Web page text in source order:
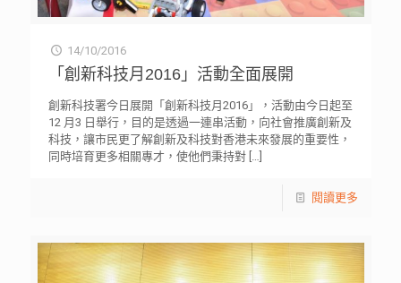
14/10/2016
「創新科技月2016」活動全面展開
創新科技署今日展開「創新科技月2016」，活動由今日起至
12 月3 日舉行，目的是透過一連串活動，向社會推廣創新及
科技，讓市民更了解創新及科技對香港未來發展的重要性，
同時培育更多相關專才，使他們秉持對[…]
閱讀更多